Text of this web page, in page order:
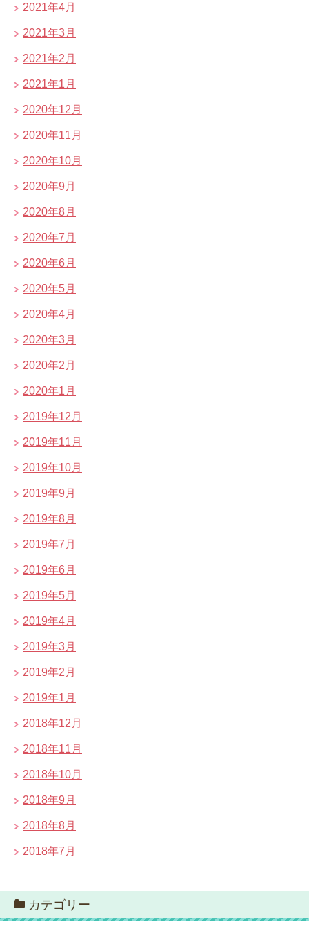
2021年4月
2021年3月
2021年2月
2021年1月
2020年12月
2020年11月
2020年10月
2020年9月
2020年8月
2020年7月
2020年6月
2020年5月
2020年4月
2020年3月
2020年2月
2020年1月
2019年12月
2019年11月
2019年10月
2019年9月
2019年8月
2019年7月
2019年6月
2019年5月
2019年4月
2019年3月
2019年2月
2019年1月
2018年12月
2018年11月
2018年10月
2018年9月
2018年8月
2018年7月
カテゴリー